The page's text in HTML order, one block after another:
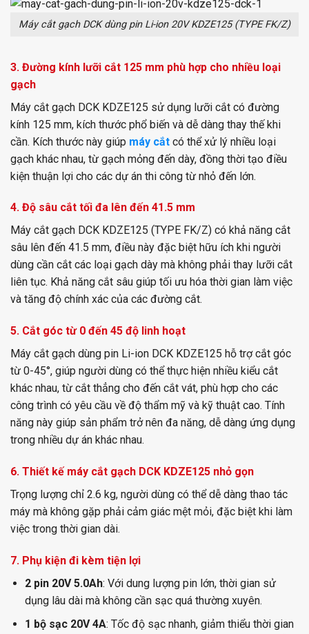
Máy cắt gạch DCK dùng pin Li-ion 20V KDZE125 (TYPE FK/Z)
3. Đường kính lưỡi cắt 125 mm phù hợp cho nhiều loại
gạch
Máy cắt gạch DCK KDZE125 sử dụng lưỡi cắt có đường
kính 125 mm, kích thước phổ biến và dễ dàng thay thế khi
cần. Kích thước này giúp máy cắt có thể xử lý nhiều loại
gạch khác nhau, từ gạch mỏng đến dày, đồng thời tạo điều
kiện thuận lợi cho các dự án thi công từ nhỏ đến lớn.
4. Độ sâu cắt tối đa lên đến 41.5 mm
Máy cắt gạch DCK KDZE125 (TYPE FK/Z) có khả năng cắt
sâu lên đến 41.5 mm, điều này đặc biệt hữu ích khi người
dùng cần cắt các loại gạch dày mà không phải thay lưỡi cắt
liên tục. Khả năng cắt sâu giúp tối ưu hóa thời gian làm việc
và tăng độ chính xác của các đường cắt.
5. Cắt góc từ 0 đến 45 độ linh hoạt
Máy cắt gạch dùng pin Li-ion DCK KDZE125 hỗ trợ cắt góc
từ 0-45°, giúp người dùng có thể thực hiện nhiều kiểu cắt
khác nhau, từ cắt thẳng cho đến cắt vát, phù hợp cho các
công trình có yêu cầu về độ thẩm mỹ và kỹ thuật cao. Tính
năng này giúp sản phẩm trở nên đa năng, dễ dàng ứng dụng
trong nhiều dự án khác nhau.
6. Thiết kế máy cắt gạch DCK KDZE125 nhỏ gọn
Trọng lượng chỉ 2.6 kg, người dùng có thể dễ dàng thao tác
máy mà không gặp phải cảm giác mệt mỏi, đặc biệt khi làm
việc trong thời gian dài.
7. Phụ kiện đi kèm tiện lợi
2 pin 20V 5.0Ah: Với dung lượng pin lớn, thời gian sử
dụng lâu dài mà không cần sạc quá thường xuyên.
1 bộ sạc 20V 4A: Tốc độ sạc nhanh, giảm thiểu thời gian